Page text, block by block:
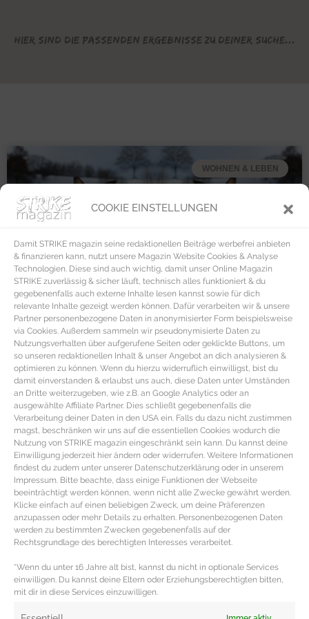
COOKIE EINSTELLUNGEN
Damit STRIKE magazin seine redaktionellen Beiträge werbefrei anbieten
& finanzieren kann, nutzt unsere Magazin Website Cookies & Analyse
Technologien. Diese sind auch wichtig, damit unser Online Magazin
STRIKE zuverlässig & sicher läuft, technisch alles funktioniert & du
gegebenenfalls auch externe Inhalte lesen kannst sowie für dich
relevante Inhalte gezeigt werden können. Dafür verarbeiten wir & unsere
Partner personenbezogene Daten in anonymisierter Form beispielsweise
via Cookies. Außerdem sammeln wir pseudonymisierte Daten zu
Nutzungsverhalten über aufgerufene Seiten oder geklickte Buttons, um
so unseren redaktionellen Inhalt & unser Angebot an dich analysieren &
optimieren zu können. Wenn du hierzu widerruflich einwilligst, bist du
damit einverstanden & erlaubst uns auch, diese Daten unter Umständen
an Dritte weiterzugeben, wie z.B. an Google Analytics oder an
ausgewählte Affiliate Partner. Dies schließt gegebenenfalls die
Verarbeitung deiner Daten in den USA ein. Falls du dazu nicht zustimmen
magst, beschränken wir uns auf die essentiellen Cookies wodurch die
Nutzung von STRIKE magazin eingeschränkt sein kann. Du kannst deine
Einwilligung jederzeit hier ändern oder widerrufen. Weitere Informationen
findest du zudem unter unserer Datenschutzerklärung oder in unserem
Impressum. Bitte beachte, dass einige Funktionen der Webseite
beeinträchtigt werden können, wenn nicht alle Zwecke gewährt werden.
Klicke einfach auf einen beliebigen Zweck, um deine Präferenzen
anzupassen oder mehr Details zu erhalten. Personenbezogenen Daten
werden zu bestimmten Zwecken gegebenenfalls auf der
Rechtsgrundlage des berechtigten Interesses verarbeitet.
*Wenn du unter 16 Jahre alt bist, kannst du nicht in optionale Services
einwilligen. Du kannst deine Eltern oder Erziehungsberechtigten bitten,
mit dir in diese Services einzuwilligen.
Hier sind die passenden Ergebnisse zu deiner Suche...
WOHNEN & LEBEN
MUST-HAVES FÜR HUNDE – Das Winter
Vierbeiner Special
die kalte Jahreszeit eine Herausforderung dar. Nicht
jede Rasse ist immun